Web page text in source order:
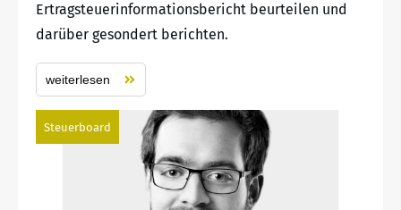
Ertragsteuerinformationsbericht beurteilen und
darüber gesondert berichten.
weiterlesen
Steuerboard